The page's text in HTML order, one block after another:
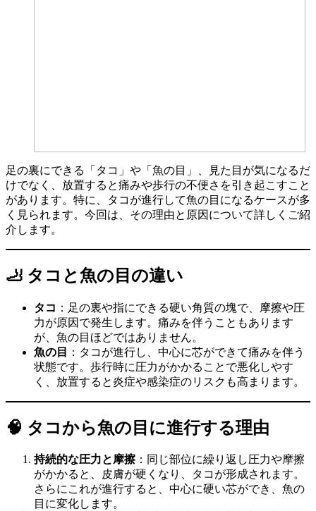
足の裏にできる「タコ」や「魚の目」、見た目が気になるだ
けでなく、放置すると痛みや歩行の不便さを引き起こすこと
があります。特に、タコが進行して魚の目になるケースが多
く見られます。今回は、その理由と原因について詳しくご紹
介します。
🦶 タコと魚の目の違い
タコ ：足の裏や指にできる硬い角質の塊で、摩擦や圧
力が原因で発生します。痛みを伴うこともあります
が、魚の目ほどではありません。
魚の目
：タコが進行し、中心に芯ができて痛みを伴う
状態です。歩行時に圧力がかかることで悪化しやす
く、放置すると炎症や感染症のリスクも高まります。
🧠 タコから魚の目に進行する理由
持続的な圧力と摩擦：同じ部位に繰り返し圧力や摩擦
がかかると、皮膚が硬くなり、タコが形成されます。
さらにこれが進行すると、中心に硬い芯ができ、魚の
目に変化します。